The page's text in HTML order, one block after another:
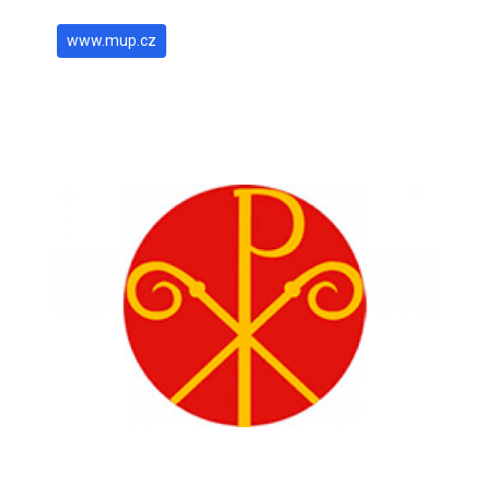
www.mup.cz